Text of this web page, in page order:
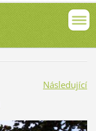
Následující